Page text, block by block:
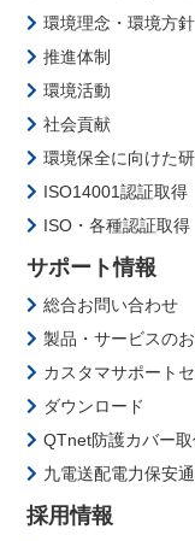
環境理念・環境方針
推進体制
環境活動
社会貢献
環境保全に向けた
ISO14001認証取得
ISO・各種認証取得
サポート情報
総合お問い合わせ
製品・サービスの
カスタマサポート
ダウンロード
QTnet防護カバー
九電送配電力保安
採用情報